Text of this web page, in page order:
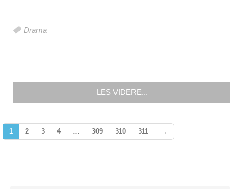
Drama
LES VIDERE...
1 2 3 4 … 309 310 311 →